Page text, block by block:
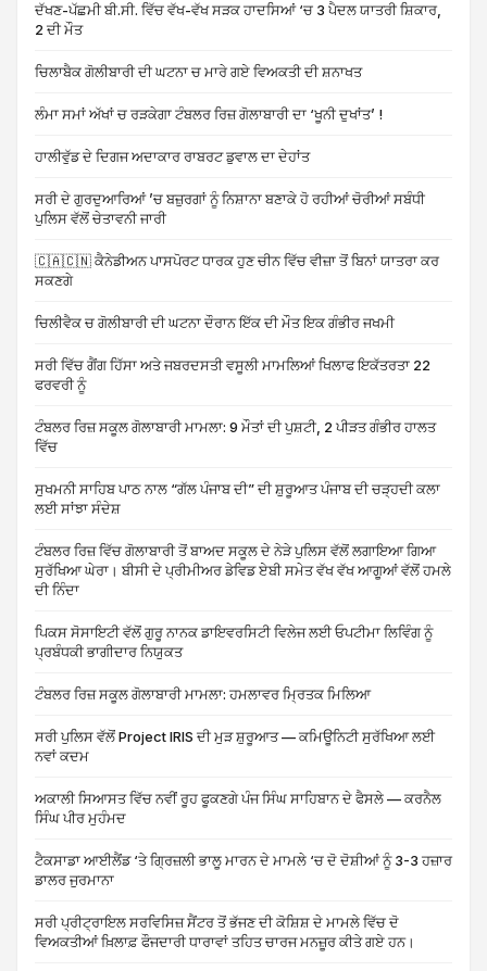
ਦੱਖਣ-ਪੱਛਮੀ ਬੀ.ਸੀ. ਵਿੱਚ ਵੱਖ-ਵੱਖ ਸੜਕ ਹਾਦਸਿਆਂ ‘ਚ 3 ਪੈਦਲ ਯਾਤਰੀ ਸ਼ਿਕਾਰ,
2 ਦੀ ਮੌਤ
ਚਿਲਾਬੈਕ ਗੋਲੀਬਾਰੀ ਦੀ ਘਟਨਾ ਚ ਮਾਰੇ ਗਏ ਵਿਅਕਤੀ ਦੀ ਸ਼ਨਾਖਤ
ਲੰਮਾ ਸਮਾਂ ਅੱਖਾਂ ਚ ਰੜਕੇਗਾ ਟੰਬਲਰ ਰਿਜ਼ ਗੋਲਾਬਾਰੀ ਦਾ ‘ਖੂਨੀ ਦੁਖਾਂਤ’ !
ਹਾਲੀਵੁੱਡ ਦੇ ਦਿਗਜ ਅਦਾਕਾਰ ਰਾਬਰਟ ਡੁਵਾਲ ਦਾ ਦੇਹਾਂਤ
ਸਰੀ ਦੇ ਗੁਰਦੁਆਰਿਆਂ ’ਚ ਬਜ਼ੁਰਗਾਂ ਨੂੰ ਨਿਸ਼ਾਨਾ ਬਣਾਕੇ ਹੋ ਰਹੀਆਂ ਚੋਰੀਆਂ ਸਬੰਧੀ
ਪੁਲਿਸ ਵੱਲੋਂ ਚੇਤਾਵਨੀ ਜਾਰੀ
🇨🇦🇨🇳 ਕੈਨੇਡੀਅਨ ਪਾਸਪੋਰਟ ਧਾਰਕ ਹੁਣ ਚੀਨ ਵਿੱਚ ਵੀਜ਼ਾ ਤੋਂ ਬਿਨਾਂ ਯਾਤਰਾ ਕਰ
ਸਕਣਗੇ
ਚਿਲੀਵੈਕ ਚ ਗੋਲੀਬਾਰੀ ਦੀ ਘਟਨਾ ਦੌਰਾਨ ਇੱਕ ਦੀ ਮੌਤ ਇਕ ਗੰਭੀਰ ਜਖਮੀ
ਸਰੀ ਵਿੱਚ ਗੈਂਗ ਹਿੱਸਾ ਅਤੇ ਜਬਰਦਸਤੀ ਵਸੂਲੀ ਮਾਮਲਿਆਂ ਖਿਲਾਫ ਇਕੱਤਰਤਾ 22
ਫਰਵਰੀ ਨੂੰ
ਟੰਬਲਰ ਰਿਜ਼ ਸਕੂਲ ਗੋਲਾਬਾਰੀ ਮਾਮਲਾ: 9 ਮੌਤਾਂ ਦੀ ਪੁਸ਼ਟੀ, 2 ਪੀੜਤ ਗੰਭੀਰ ਹਾਲਤ
ਵਿੱਚ
ਸੁਖਮਨੀ ਸਾਹਿਬ ਪਾਠ ਨਾਲ “ਗੱਲ ਪੰਜਾਬ ਦੀ” ਦੀ ਸ਼ੁਰੂਆਤ ਪੰਜਾਬ ਦੀ ਚੜ੍ਹਦੀ ਕਲਾ
ਲਈ ਸਾਂਝਾ ਸੰਦੇਸ਼
ਟੰਬਲਰ ਰਿਜ਼ ਵਿੱਚ ਗੋਲਾਬਾਰੀ ਤੋਂ ਬਾਅਦ ਸਕੂਲ ਦੇ ਨੇੜੇ ਪੁਲਿਸ ਵੱਲੋਂ ਲਗਾਇਆ ਗਿਆ
ਸੁਰੱਖਿਆ ਘੇਰਾ। ਬੀਸੀ ਦੇ ਪ੍ਰੀਮੀਅਰ ਡੇਵਿਡ ਏਬੀ ਸਮੇਤ ਵੱਖ ਵੱਖ ਆਗੂਆਂ ਵੱਲੋਂ ਹਮਲੇ
ਦੀ ਨਿੰਦਾ
ਪਿਕਸ ਸੋਸਾਇਟੀ ਵੱਲੋਂ ਗੁਰੂ ਨਾਨਕ ਡਾਇਵਰਸਿਟੀ ਵਿਲੇਜ ਲਈ ਓਪਟੀਮਾ ਲਿਵਿੰਗ ਨੂੰ
ਪ੍ਰਬੰਧਕੀ ਭਾਗੀਦਾਰ ਨਿਯੁਕਤ
ਟੰਬਲਰ ਰਿਜ਼ ਸਕੂਲ ਗੋਲਾਬਾਰੀ ਮਾਮਲਾ: ਹਮਲਾਵਰ ਮ੍ਰਿਤਕ ਮਿਲਿਆ
ਸਰੀ ਪੁਲਿਸ ਵੱਲੋਂ Project IRIS ਦੀ ਮੁੜ ਸ਼ੁਰੂਆਤ — ਕਮਿਊਨਿਟੀ ਸੁਰੱਖਿਆ ਲਈ
ਨਵਾਂ ਕਦਮ
ਅਕਾਲੀ ਸਿਆਸਤ ਵਿੱਚ ਨਵੀਂ ਰੂਹ ਫੂਕਣਗੇ ਪੰਜ ਸਿੰਘ ਸਾਹਿਬਾਨ ਦੇ ਫੈਸਲੇ — ਕਰਨੈਲ
ਸਿੰਘ ਪੀਰ ਮੁਹੰਮਦ
ਟੈਕਸਾਡਾ ਆਈਲੈਂਡ ‘ਤੇ ਗ੍ਰਿਜ਼ਲੀ ਭਾਲੂ ਮਾਰਨ ਦੇ ਮਾਮਲੇ ‘ਚ ਦੋ ਦੋਸ਼ੀਆਂ ਨੂੰ 3-3 ਹਜ਼ਾਰ
ਡਾਲਰ ਜੁਰਮਾਨਾ
ਸਰੀ ਪ੍ਰੀਟ੍ਰਾਇਲ ਸਰਵਿਸਿਜ਼ ਸੈਂਟਰ ਤੋਂ ਭੱਜਣ ਦੀ ਕੋਸ਼ਿਸ਼ ਦੇ ਮਾਮਲੇ ਵਿੱਚ ਦੋ
ਵਿਅਕਤੀਆਂ ਖ਼ਿਲਾਫ਼ ਫੌਜਦਾਰੀ ਧਾਰਾਵਾਂ ਤਹਿਤ ਚਾਰਜ ਮਨਜ਼ੂਰ ਕੀਤੇ ਗਏ ਹਨ।